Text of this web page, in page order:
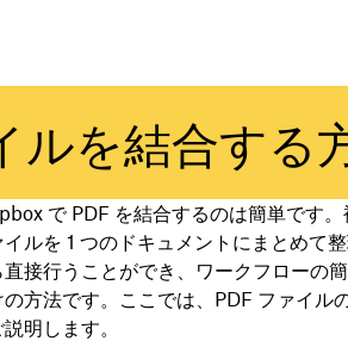
を結合する
で PDF を結合するのは簡単です
イルを 1 つのドキュメントにまとめて
直接行うことができ、ワークフローの
の方法です。ここでは、PDF ファイル
明します。